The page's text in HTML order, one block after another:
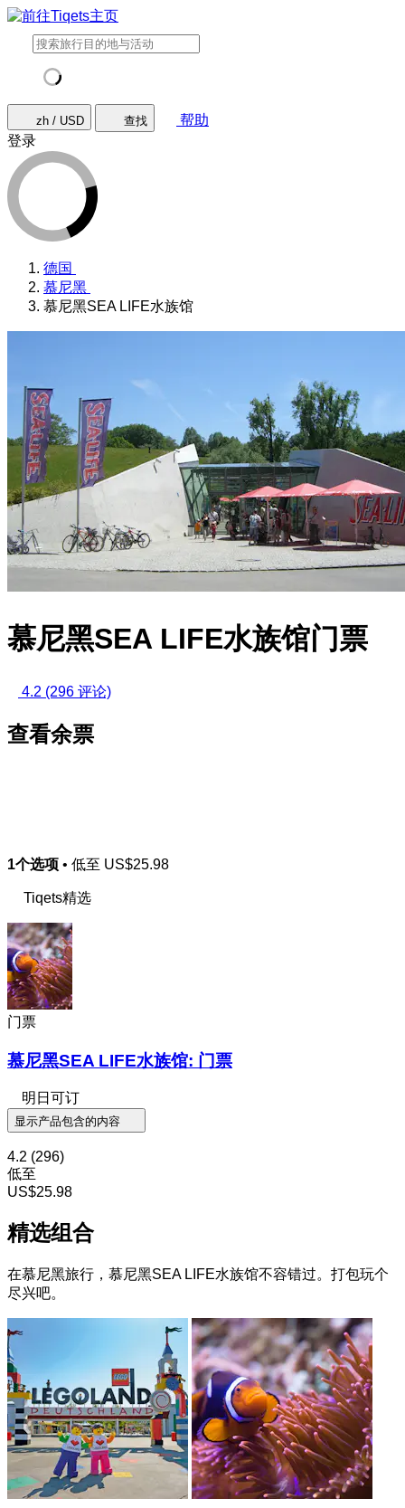
zh / USD 查找
帮助
登录
德国
慕尼黑
慕尼黑SEA LIFE水族馆
慕尼黑SEA LIFE水族馆门票
4.2 (296 评论)
查看余票
1个选项 • 低至 US$25.98
Tiqets精选
门票
慕尼黑SEA LIFE水族馆: 门票
明日可订
显示产品包含的内容
4.2 (296)
低至
US$25.98
精选组合
在慕尼黑旅行，慕尼黑SEA LIFE水族馆不容错过。打包玩个
尽兴吧。